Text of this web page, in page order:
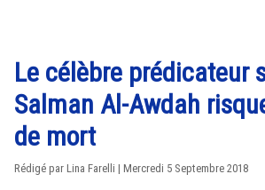
Le célèbre prédicateur
Salman Al-Awdah
de mort
Rédigé par Lina Farelli | Mercredi 5 Septembre 2018